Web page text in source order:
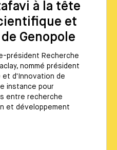
à la tête
et
Genopole
président Recherche
nommé président
et d'Innovation de
instance pour
entre recherche
et développement